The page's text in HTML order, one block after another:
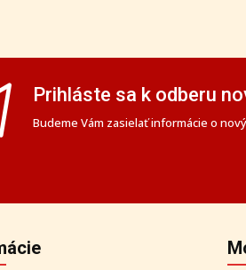
Prihláste sa k odberu
Budeme Vám zasielať informácie o